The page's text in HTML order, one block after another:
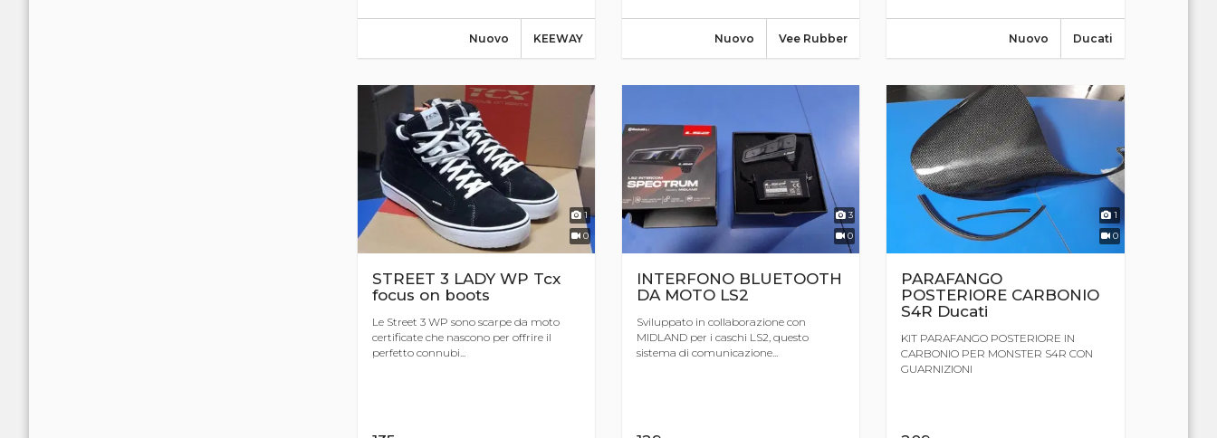
KEEWAY
Nuovo Vee Rubber
Nuovo Ducati
Nuovo
1
0
STREET 3 LADY WP Tcx
focus on boots
Le Street 3 WP sono scarpe da moto
certificate che nascono per offrire il
perfetto connubi...
3
0
INTERFONO BLUETOOTH
DA MOTO LS2
Sviluppato in collaborazione con
MIDLAND per i caschi LS2, questo
sistema di comunicazione...
1
0
PARAFANGO
POSTERIORE CARBONIO
S4R Ducati
KIT PARAFANGO POSTERIORE IN
CARBONIO PER MONSTER S4R CON
GUARNIZIONI